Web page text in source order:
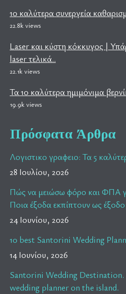
10 καλύτερα συνεργεία
22.8k views
Laser και κύστη κόκκυγος |
laser τελικά..
22.1k views
Τα 10 καλύτερα ημιμόνιμα
19.9k views
Πρόσφατα Άρθρα
Λογιστικο γραφειο: Τα 5
28 Ιουλίου, 2026
Πώς να μειώσω φόρο και ΦΠΑ
Ποια έξοδα εκπίπτουν ως
24 Ιουνίου, 2026
10 best Santorini Wedding
14 Ιουνίου, 2026
Santorini Wedding
wedding planner on the island.